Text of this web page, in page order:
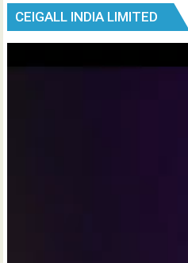
CEIGALL INDIA LIMITED